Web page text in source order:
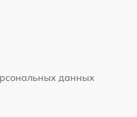
данных